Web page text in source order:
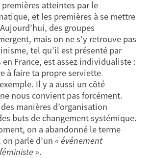
atteintes par le
et les premières à se mettre
des groupes
mais on ne s’y retrouve pas
tel qu’il est présenté par
France, est assez individualiste :
à faire ta propre serviette
Il y a aussi un côté
nous convient pas forcément.
manières d’organisation
buts de changement systémique.
on a abandonné le terme
parle d’un « événement
».